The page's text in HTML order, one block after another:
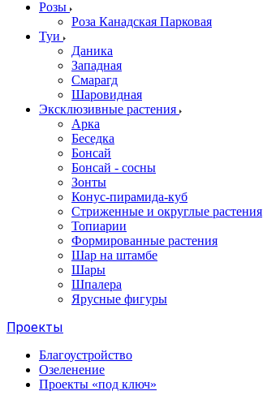
Розы
Роза Канадская Парковая
Туи
Даника
Западная
Смарагд
Шаровидная
Эксклюзивные растения
Арка
Беседка
Бонсай
Бонсай - сосны
Зонты
Конус-пирамида-куб
Стриженные и округлые растения
Топиарии
Формированные растения
Шар на штамбе
Шары
Шпалера
Ярусные фигуры
Проекты
Благоустройство
Озеленение
Проекты «под ключ»